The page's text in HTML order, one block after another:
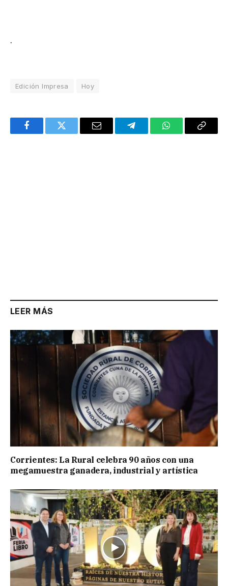
.
Edición Impresa Hoy
FacebookTwitter Email TelegramWhatsAppCopy
LEER MÁS
Corrientes: La Rural celebra 90 años con una
megamuestra ganadera, industrial y artística